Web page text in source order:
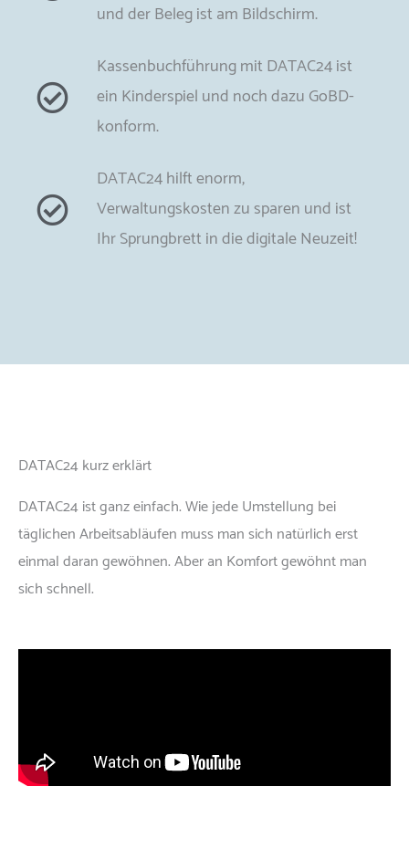
und der Beleg ist am Bildschirm.
Kassenbuchführung mit DATAC24 ist
ein Kinderspiel und noch dazu GoBD-
konform.
DATAC24 hilft enorm,
Verwaltungskosten zu sparen und ist
Ihr Sprungbrett in die digitale Neuzeit!
DATAC24 kurz erklärt
DATAC24 ist ganz einfach. Wie jede Umstellung bei
täglichen Arbeitsabläufen muss man sich natürlich erst
einmal daran gewöhnen. Aber an Komfort gewöhnt man
sich schnell.